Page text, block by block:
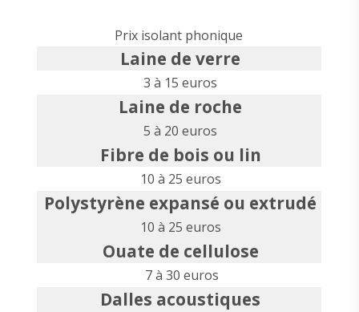
Prix isolant phonique
Laine de verre
3 à 15 euros
Laine de roche
5 à 20 euros
Fibre de bois ou lin
10 à 25 euros
Polystyrène expansé ou extrudé
10 à 25 euros
Ouate de cellulose
7 à 30 euros
Dalles acoustiques